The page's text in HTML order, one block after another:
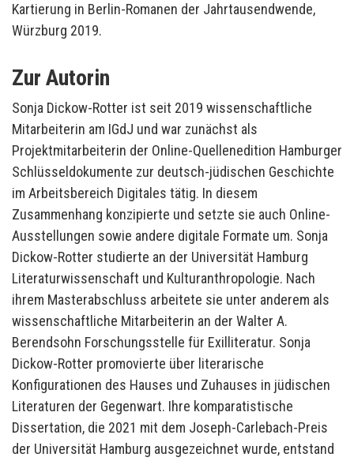
Kartierung in Berlin-Romanen der Jahrtausendwende,
Würzburg 2019.
Zur Autorin
Sonja Dickow-Rotter ist seit 2019 wissenschaftliche
Mitarbeiterin am IGdJ und war zunächst als
Projektmitarbeiterin der Online-Quellenedition Hamburger
Schlüsseldokumente zur deutsch-jüdischen Geschichte
im Arbeitsbereich Digitales tätig. In diesem
Zusammenhang konzipierte und setzte sie auch Online-
Ausstellungen sowie andere digitale Formate um. Sonja
Dickow-Rotter studierte an der Universität Hamburg
Literaturwissenschaft und Kulturanthropologie. Nach
ihrem Masterabschluss arbeitete sie unter anderem als
wissenschaftliche Mitarbeiterin an der Walter A.
Berendsohn Forschungsstelle für Exilliteratur. Sonja
Dickow-Rotter promovierte über literarische
Konfigurationen des Hauses und Zuhauses in jüdischen
Literaturen der Gegenwart. Ihre komparatistische
Dissertation, die 2021 mit dem Joseph-Carlebach-Preis
der Universität Hamburg ausgezeichnet wurde, entstand